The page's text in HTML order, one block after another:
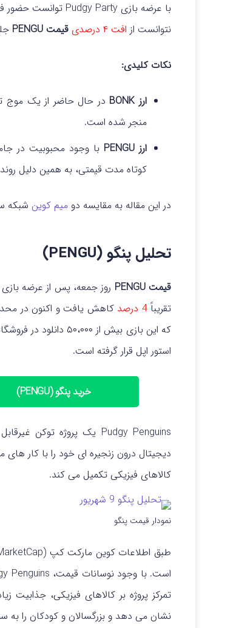
نتوانست از افت ۴ درصدی قیمت PENGU
نکات کلیدی:
ارز BONK
در حال حاضر از یک موج
منجر شده است.
ارز PENGU
کوتاه مدت قیمتی، به همین دلیل روند
در این مقاله به مقایسه دو میم کوین شبکه
تحلیل پنگو (PENGU)
قیمت PENGU
تقریباً4 درصد کاهش یافت و اکنون در
استور اپل قرار گرفته است.
خرید پنگو (PENGU)
دیجیتال درون زنجیره ای خود را با کار
کالاهای فیزیکی تکمیل می کند.
نمودار قیمت پنگو
طبق اطلاعات کوین مارکت کپ (CoinMarketCap)، این توکن در ۳۰ روز گذشته بیش از
است.
تمرکز پروژه بر کالاهای فیزیکی، جذابیت
نشان می دهد و بزرگسالان و کودکان را